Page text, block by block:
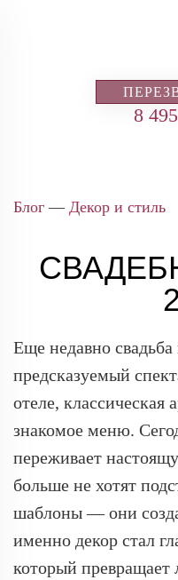
8
Блог — Декор и стиль
Еще недавно
предсказуемый
отеле, классическая
знакомое меню.
переживает
больше не хотят
шаблоны — они
именно декор стал
который превращает